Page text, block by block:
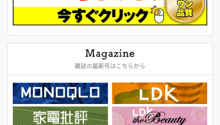
雑誌の最新号はこちらから